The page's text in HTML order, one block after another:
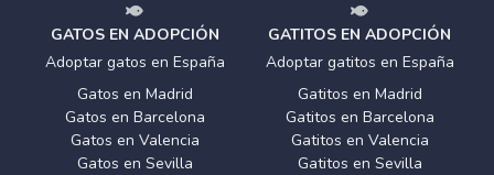
GATOS EN ADOPCIÓN
Adoptar gatos en España
Gatos en Madrid
Gatos en Barcelona
Gatos en Valencia
Gatos en Sevilla
GATITOS EN ADOPCIÓN
Adoptar gatitos en España
Gatitos en Madrid
Gatitos en Barcelona
Gatitos en Valencia
Gatitos en Sevilla